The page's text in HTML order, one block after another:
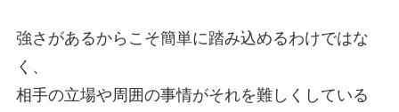
強さがあるからこそ簡単に踏み込めるわけではな
く、
相手の立場や周囲の事情がそれを難しくしている